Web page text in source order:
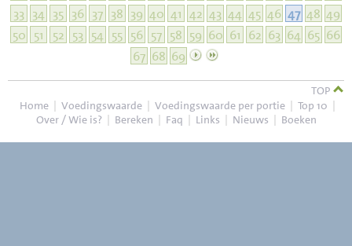
33 34 35 36 37 38 39 40 41 42 43 44 45 46 47 48 49
50 51 52 53 54 55 56 57 58 59 60 61 62 63 64 65 66
67 68 69
TOP
Home | Voedingswaarde | Voedingswaarde per portie | Top 10 |
Over / Wie is? | Bereken | Faq | Links | Nieuws | Boeken